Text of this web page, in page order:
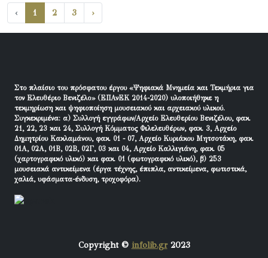
‹ 1 2 3 ›
Στο πλαίσιο του πρόσφατου έργου «Ψηφιακά Μνημεία και Τεκμήρια για
τον Ελευθέριο Βενιζέλο» (ΕΠΑνΕΚ 2014-2020) υλοποιήθηκε η
τεκμηρίωση και ψηφιοποίηση μουσειακού και αρχειακού υλικού.
Συγκεκριμένα: α) Συλλογή εγγράφων/Αρχείο Ελευθερίου Βενιζέλου, φακ.
21, 22, 23 και 24, Συλλογή Κόμματος Φιλελευθέρων, φακ. 3, Αρχείο
Δημητρίου Κακλαμάνου, φακ. 01 - 07, Αρχείο Κυριάκου Μητσοτάκη, φακ.
01Α, 02Α, 01Β, 02Β, 02Γ, 03 και 04, Αρχείο Καλλιγιάνη, φακ. 05
(χαρτογραφικό υλικό) και φακ. 01 (φωτογραφικό υλικό), β) 253
μουσειακά αντικείμενα (έργα τέχνης, έπιπλα, αντικείμενα, φωτιστικά,
χαλιά, υφάσματα-ένδυση, τροχοφόρα).
Copyright © infolib.gr2023